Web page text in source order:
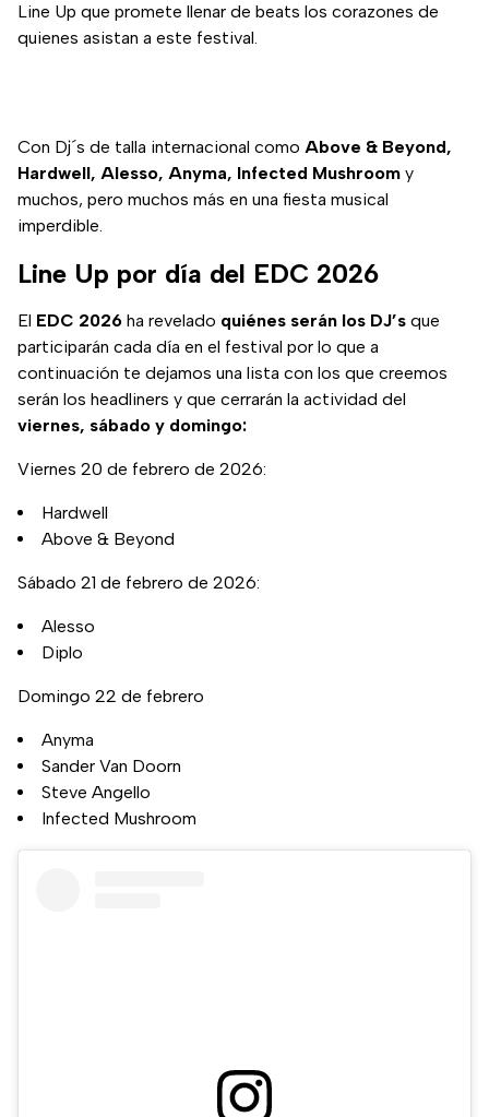
Line Up que promete llenar de beats los corazones de
quienes asistan a este festival.
Con Dj´s de talla internacional como Above & Beyond,
Hardwell, Alesso, Anyma, Infected Mushroom y
muchos, pero muchos más en una fiesta musical
imperdible.
Line Up por día del EDC 2026
El EDC 2026 ha revelado quiénes serán los DJ’s que
participarán cada día en el festival por lo que a
continuación te dejamos una lista con los que creemos
serán los headliners y que cerrarán la actividad del
viernes, sábado y domingo:
Viernes 20 de febrero de 2026:
Hardwell
Above & Beyond
Sábado 21 de febrero de 2026:
Alesso
Diplo
Domingo 22 de febrero
Anyma
Sander Van Doorn
Steve Angello
Infected Mushroom